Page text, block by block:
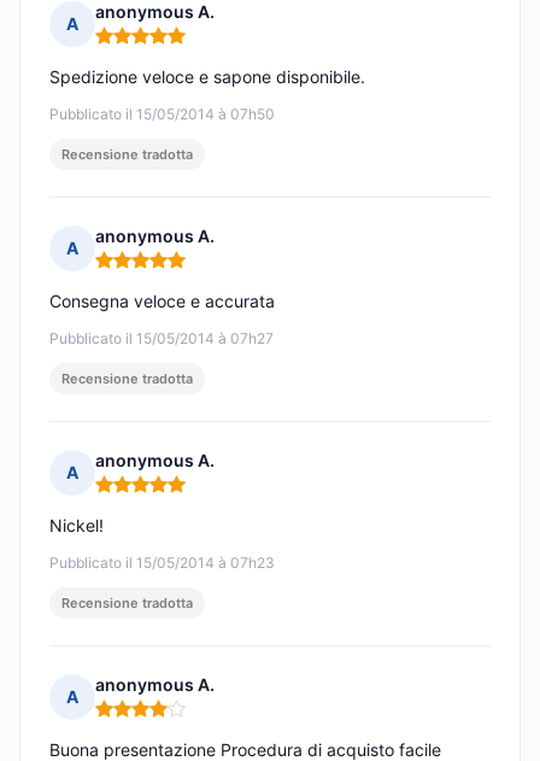
A
anonymous A.
Nota: 5 su 5
Pubblicato il 15/05/2014 à 07h50
Spedizione veloce e sapone disponibile.
Recensione tradotta
A
anonymous A.
Nota: 5 su 5
Pubblicato il 15/05/2014 à 07h27
Consegna veloce e accurata
Recensione tradotta
A
anonymous A.
Nota: 5 su 5
Pubblicato il 15/05/2014 à 07h23
Nickel!
Recensione tradotta
A
anonymous A.
Nota: 4 su 5
Buona presentazione Procedura di acquisto facile